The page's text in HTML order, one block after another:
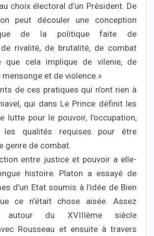
choix électoral d’un Président. De
peut découler une conception
de la politique faite de
de rivalité, de brutalité, de combat
que cela implique de vilenie, de
et de violence.»
de ces pratiques qui n’ont rien à
qui dans Le Prince définit les
lutte pour le pouvoir, l’occupation,
les qualités requises pour être
genre de combat.
entre justice et pouvoir a elle-
histoire. Platon a essayé de
d’un Etat soumis à l’idée de Bien
ce n’était chose aisée. Assez
autour du XVIIIème siècle
Rousseau et ensuite à travers